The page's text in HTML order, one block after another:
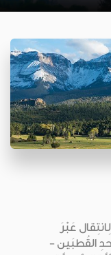
عَبْرَ
القُطبَين -